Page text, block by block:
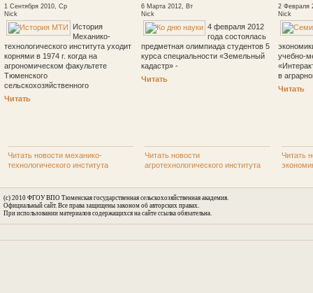
1 Сентября 2010, Ср
Nick
История
Механико-
технологического института уходит
корнями в 1974 г. когда на
агрономическом факультете
Тюменского
сельскохозяйственного
Читать
6 Марта 2012, Вт
Nick
4 февраля 2012
года состоялась
предметная олимпиада студентов 5
курса специальности «Земельный
кадастр» -
Читать
2 Февраля
Nick
учебно-
в
Читать
Читать новости механико-
технологического института
Читать новости
агротехнологического института
Читать
(c) 2010 ФГОУ ВПО Тюменская государственная сельскохозяйственная академия.
Официальный сайт. Все права защищены законом об авторских правах.
При использовании материалов содержащихся на сайте ссылка обязательна.